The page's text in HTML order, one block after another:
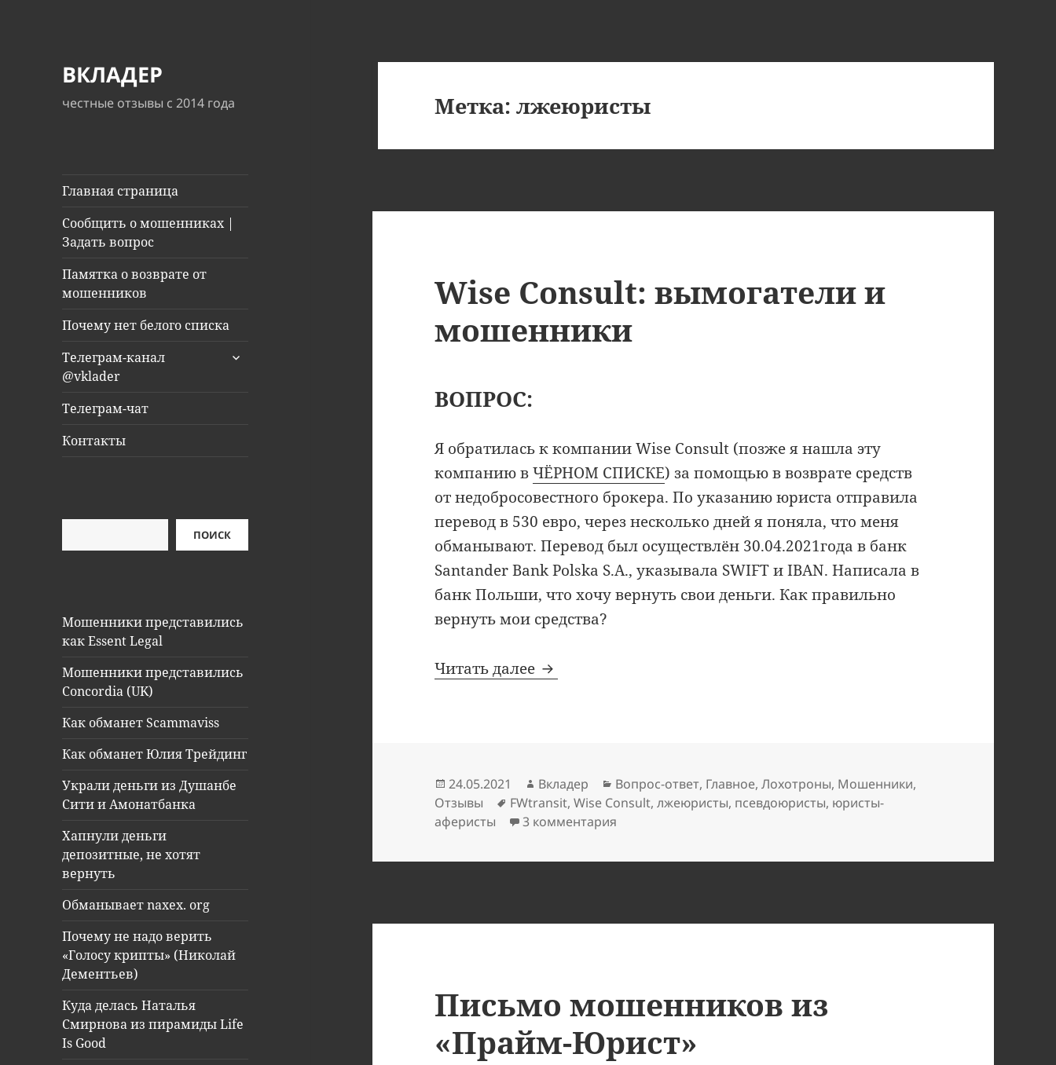
ВКЛАДЕР
честные отзывы с 2014 года
Главная страница
Сообщить о мошенниках |
Задать вопрос
Памятка о возврате от
мошенников
Почему нет белого списка
Телеграм-канал
@vklader
раскрыть
Телеграм-чат
Контакты
ПОИСК
Мошенники представились
как Essent Legal
Мошенники представились
Concordia (UK)
Как обманет Scammaviss
Как обманет Юлия Трейдинг
Украли деньги из Душанбе
Сити и Амонатбанка
Хапнули деньги
депозитные, не хотят
вернуть
Обманывает naxex. org
Почему не надо верить
«Голосу крипты» (Николай
Дементьев)
Куда делась Наталья
Смирнова из пирамиды Life
Is Good
Метка:лжеюристы
Wise Consult: вымогатели и
мошенники
ВОПРОС:
Я обратилась к компании Wise Consult (позже я нашла эту
компанию вЧЁРНОМ СПИСКЕ) за помощью в возврате средств
от недобросовестного брокера. По указанию юриста отправила
перевод в 530 евро, через несколько дней я поняла, что меня
обманывают. Перевод был осуществлён 30.04.2021года в банк
Santander Bank Polska S.A., указывала SWIFT и IBAN. Написала в
банк Польши, что хочу вернуть свои деньги. Как правильно
вернуть мои средства?
Читать далее Wise Consult: вымогатели и мошенники
Опубликовано
24.05.2021 Автор
Вкладер Рубрики
Вопрос-ответ, Главное,Лохотроны, Мошенники,
Отзывы
Метки
FWtransit,Wise Consult,лжеюристы, псевдоюристы, юристы-
аферисты
3 комментария
Письмо мошенников из
«Прайм-Юрист»